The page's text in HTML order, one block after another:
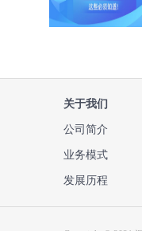
关于我们
公司简介
业务模式
发展历程